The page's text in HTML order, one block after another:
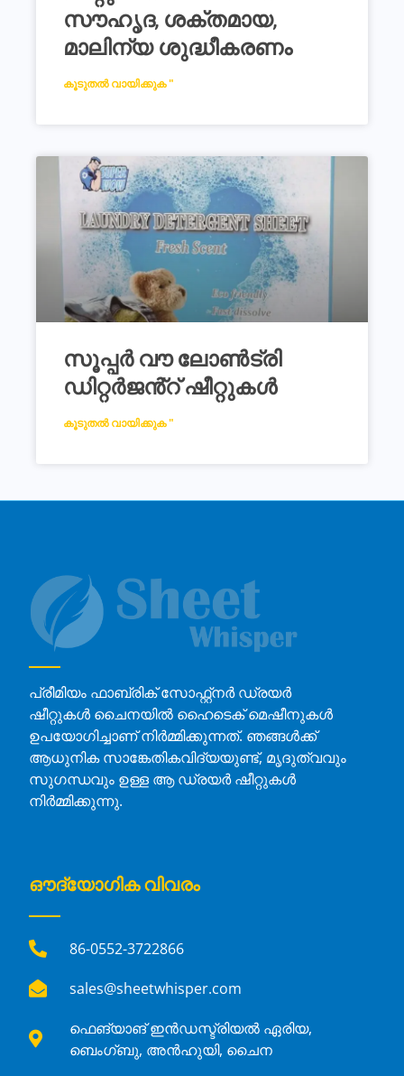
സൗഹൃദ, ശക്തമായ,
മാലിന്യ ശുദ്ധീകരണം
കൂടുതൽ വായിക്കുക "
സൂപ്പർ വൗ ലോൺട്രി
ഡിറ്റർജൻ്റ് ഷീറ്റുകൾ
കൂടുതൽ വായിക്കുക "
പ്രീമിയം ഫാബ്രിക് സോഫ്റ്റ്നർ ഡ്രയർ
ഷീറ്റുകൾ ചൈനയിൽ ഹൈടെക് മെഷീനുകൾ
ഉപയോഗിച്ചാണ് നിർമ്മിക്കുന്നത്. ഞങ്ങൾക്ക്
ആധുനിക സാങ്കേതികവിദ്യയുണ്ട്, മൃദുത്വവും
സുഗന്ധവും ഉള്ള ആ ഡ്രയർ ഷീറ്റുകൾ
നിർമ്മിക്കുന്നു.
ഔദ്യോഗിക വിവരം
86-0552-3722866
sales@sheetwhisper.com
ഫെങ്‌യാങ് ഇൻഡസ്ട്രിയൽ ഏരിയ,
ബെംഗ്ബു, അൻഹുയി, ചൈന